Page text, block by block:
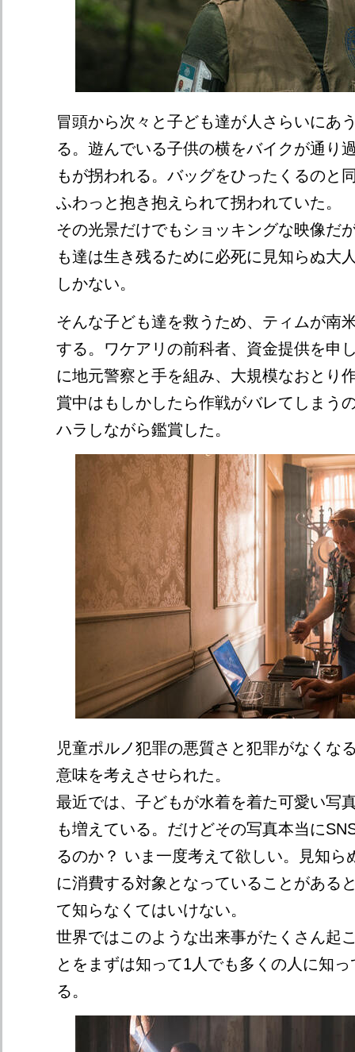
冒頭から次々と子ども達が人さらいにあ
る。遊んでいる子供の横をバイクが通り
もが拐われる。バッグをひったくるのと
ふわっと抱き抱えられて拐われていた。
その光景だけでもショッキングな映像だ
も達は生き残るために必死に見知らぬ大
しかない。
そんな子ども達を救うため、ティムが南
する。ワケアリの前科者、資金提供を申
に地元警察と手を組み、大規模なおとり
賞中はもしかしたら作戦がバレてしまう
ハラしながら鑑賞した。
児童ポルノ犯罪の悪質さと犯罪がなくな
意味を考えさせられた。
最近では、子どもが水着を着た可愛い写
も増えている。だけどその写真本当に
るのか？ いま一度考えて欲しい。見知ら
に消費する対象となっていることがある
て知らなくてはいけない。
世界ではこのような出来事がたくさん起
とをまずは知って1人でも多くの人に知
る。